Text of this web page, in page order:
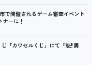
で開催されるゲーム審査イベント
ナーに！
「カワセルくじ」にて『魁!!男